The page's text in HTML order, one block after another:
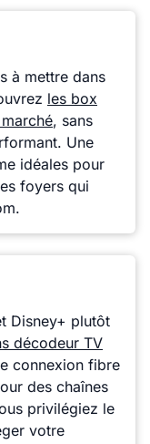
à mettre dans
les box
, sans
Une
idéales pour
foyers qui
Disney+ plutôt
décodeur TV
connexion fibre
des chaînes
privilégiez le
votre